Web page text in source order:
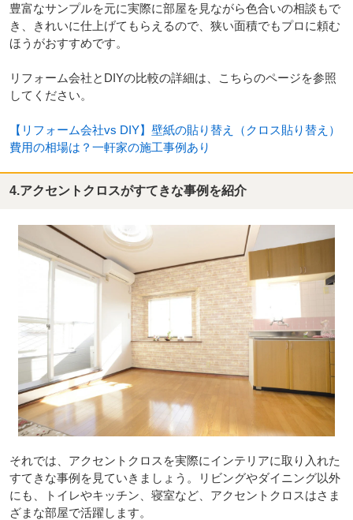
豊富なサンプルを元に実際に部屋を見ながら色合いの相談もで
き、きれいに仕上げてもらえるので、狭い面積でもプロに頼む
ほうがおすすめです。
リフォーム会社とDIYの比較の詳細は、こちらのページを参照
してください。
【リフォーム会社vs DIY】壁紙の貼り替え（クロス貼り替え）
費用の相場は？一軒家の施工事例あり
4.アクセントクロスがすてきな事例を紹介
それでは、アクセントクロスを実際にインテリアに取り入れた
すてきな事例を見ていきましょう。リビングやダイニング以外
にも、トイレやキッチン、寝室など、アクセントクロスはさま
ざまな部屋で活躍します。